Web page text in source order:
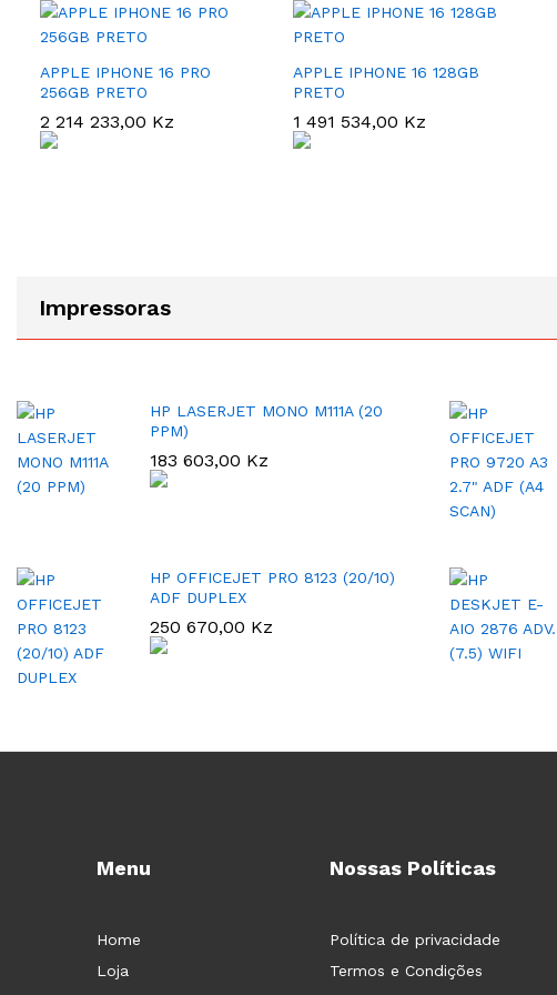
APPLE IPHONE 16 PRO
256GB PRETO
2 214 233,00 Kz
2 214 233,00 Kz
APPLE IPHONE 16 128GB
PRETO
1 491 534,00 Kz
1 491 534,00 Kz
Impressoras
HP LASERJET MONO M111A (20
PPM)
183 603,00 Kz
HP OFFICEJET PRO 8123 (20/10)
ADF DUPLEX
250 670,00 Kz
Menu
Home
Loja
Nossas Políticas
Política de privacidade
Termos e Condições